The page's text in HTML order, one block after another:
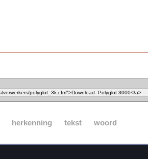
herkenning tekst woord